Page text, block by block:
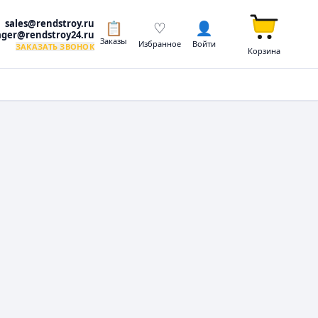
sales@rendstroy.ru
ЗАКАЗАТЬ ЗВОНОК
📋
Заказы
♡
Избранное
👤
Войти
Корзина